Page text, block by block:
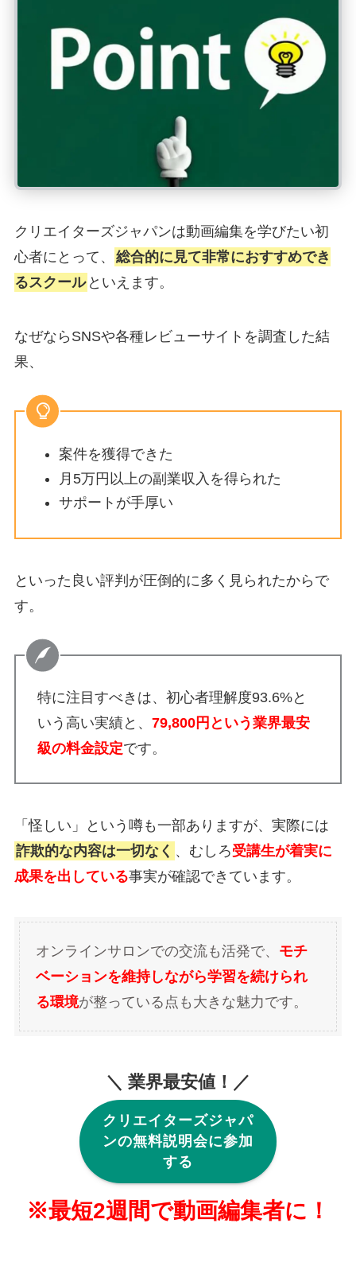
クリエイターズジャパンは動画編集を学びたい初
心者にとって、
総合的に見て非常におすすめでき
るスクール といえます。
なぜならSNSや各種レビューサイトを調査した結
果、
案件を獲得できた
月5万円以上の副業収入を得られた
サポートが手厚い
といった良い評判が圧倒的に多く見られたからで
す。
特に注目すべきは、初心者理解度93.6%と
いう高い実績と、 79,800円 という業界最安
級の料金設定です。
「怪しい」という噂も一部ありますが、実際には
詐欺的な内容は一切なく 、むしろ受講生が着実に
成果を出している事実が確認できています。
オンラインサロンでの交流も活発で、 モチ
ベーションを維持しながら学習を続けられ
る環境が整っている点も大きな魅力です。
＼ 業界最安値！／
クリエイターズジャパ
ンの無料説明会に参加
する
※最短2週間で動画編集者に！